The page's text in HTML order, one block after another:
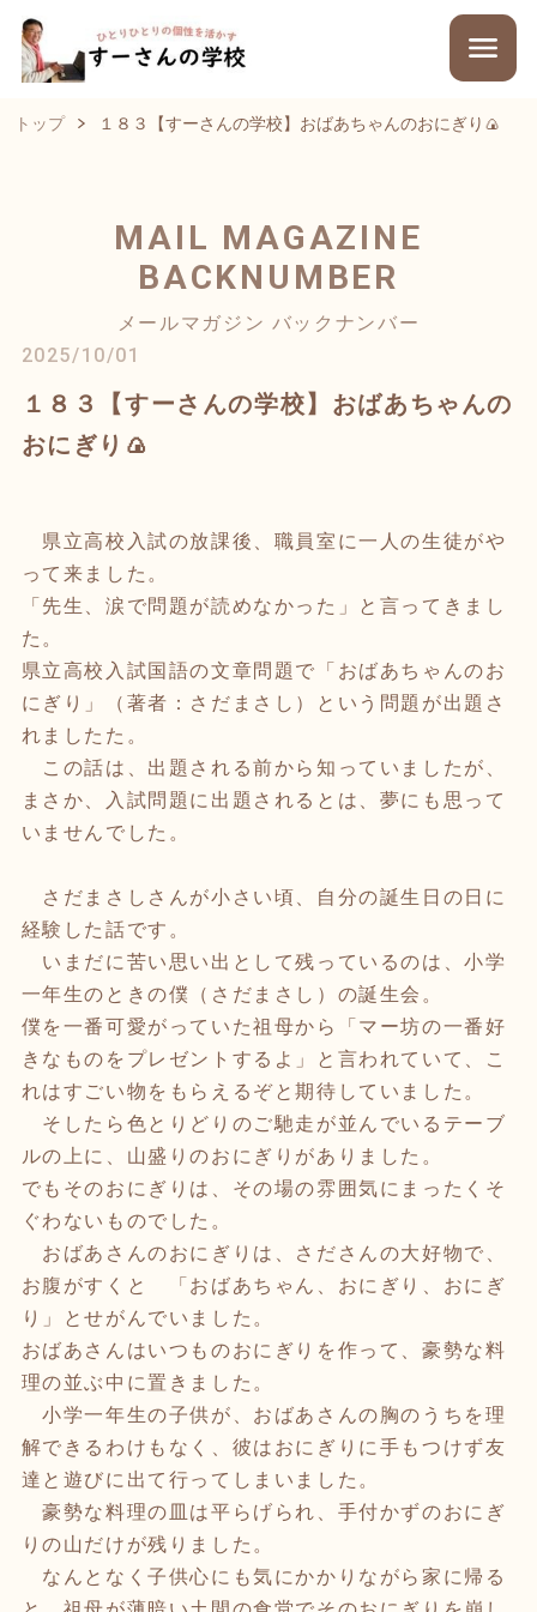
トップ １８３【すーさんの学校】おばあちゃんのおにぎり🍙
MAIL MAGAZINE
BACKNUMBER
メールマガジン バックナンバー
2025/10/01
１８３【すーさんの学校】おばあちゃんの
おにぎり🍙
県立高校入試の放課後、職員室に一人の生徒がや
って来ました。
「先生、涙で問題が読めなかった」と言ってきまし
た。
県立高校入試国語の文章問題で「おばあちゃんのお
にぎり」（著者：さだまさし）という問題が出題さ
れましたた。
この話は、出題される前から知っていましたが、
まさか、入試問題に出題されるとは、夢にも思って
いませんでした。
さだまさしさんが小さい頃、自分の誕生日の日に
経験した話です。
いまだに苦い思い出として残っているのは、小学
一年生のときの僕（さだまさし）の誕生会。
僕を一番可愛がっていた祖母から「マー坊の一番好
きなものをプレゼントするよ」と言われていて、こ
れはすごい物をもらえるぞと期待していました。
そしたら色とりどりのご馳走が並んでいるテーブ
ルの上に、山盛りのおにぎりがありました。
でもそのおにぎりは、その場の雰囲気にまったくそ
ぐわないものでした。
おばあさんのおにぎりは、さださんの大好物で、
お腹がすくと 「おばあちゃん、おにぎり、おにぎ
り」とせがんでいました。
おばあさんはいつものおにぎりを作って、豪勢な料
理の並ぶ中に置きました。
小学一年生の子供が、おばあさんの胸のうちを理
解できるわけもなく、彼はおにぎりに手もつけず友
達と遊びに出て行ってしまいました。
豪勢な料理の皿は平らげられ、手付かずのおにぎ
りの山だけが残りました。
なんとなく子供心にも気にかかりながら家に帰る